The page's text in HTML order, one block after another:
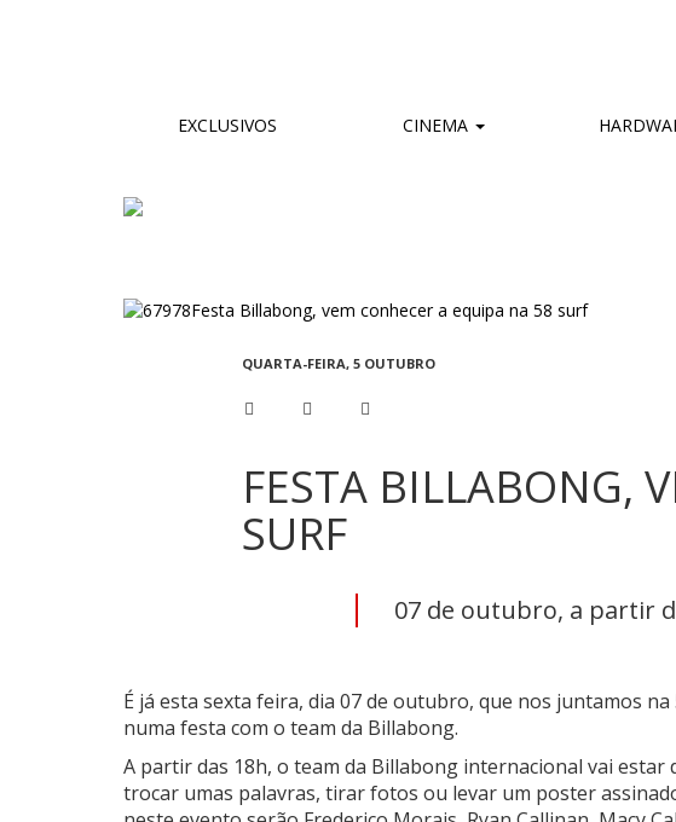
EXCLUSIVOS CINEMA
QUARTA-FEIRA, 5 OUTUBRO
FESTA BILLABONG,
SURF
07 de outubro, a partir
É já esta sexta feira, dia 07 de outubro, que nos juntamos
numa festa com o team da Billabong.
A partir das 18h, o team da Billabong internacional vai
trocar umas palavras, tirar fotos ou levar um poster